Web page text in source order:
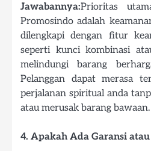
Jawabannya:Prioritas
Promosindo adalah
dilengkapi dengan fitur
seperti kunci kombinasi
melindungi barang
Pelanggan dapat merasa
perjalanan spiritual anda
atau merusak barang bawaan.
4. Apakah Ada Garansi